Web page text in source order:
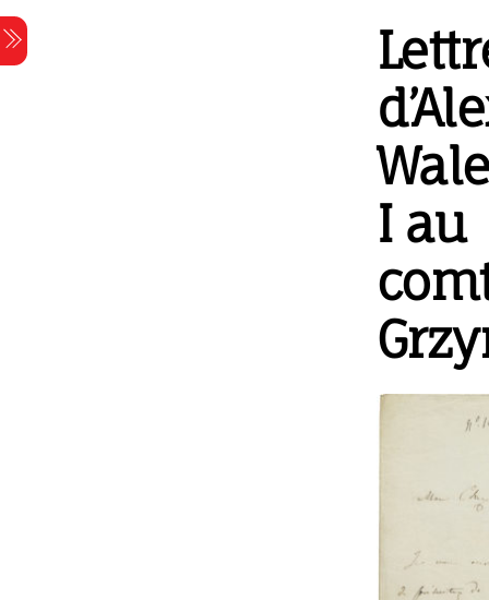
Skip
to
content
I au